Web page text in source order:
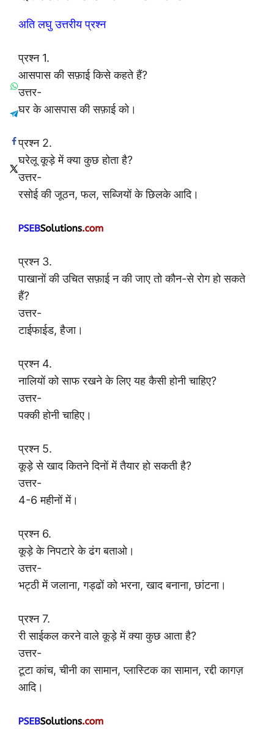
अति लघु उत्तरीय प्रश्न
प्रश्न 1.
आसपास की सफ़ाई किसे कहते हैं?
उत्तर-
घर के आसपास की सफ़ाई को।
प्रश्न 2.
घरेलू कूड़े में क्या कुछ होता है?
उत्तर-
रसोई की जूठन, फल, सब्जियों के छिलके आदि।
प्रश्न 3.
पाखानों की उचित सफ़ाई न की जाए तो कौन-से रोग हो सकते
हैं?
उत्तर-
टाईफाईड, हैजा।
प्रश्न 4.
नालियों को साफ रखने के लिए यह कैसी होनी चाहिए?
उत्तर-
पक्की होनी चाहिए।
प्रश्न 5.
कूड़े से खाद कितने दिनों में तैयार हो सकती है?
उत्तर-
4-6 महीनों में।
प्रश्न 6.
कूड़े के निपटारे के ढंग बताओ।
उत्तर-
भट्ठी में जलाना, गड्ढों को भरना, खाद बनाना, छांटना।
प्रश्न 7.
री साईकल करने वाले कूड़े में क्या कुछ आता है?
उत्तर-
टूटा कांच, चीनी का सामान, प्लास्टिक का सामान, रद्दी कागज़
आदि।